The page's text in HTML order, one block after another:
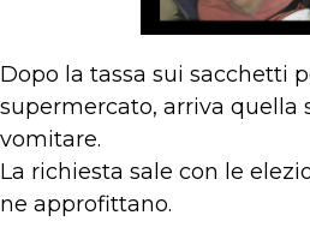
Dopo la tassa sui sacchetti
supermercato, arriva quella
vomitare.
La richiesta sale con le
ne approfittano.